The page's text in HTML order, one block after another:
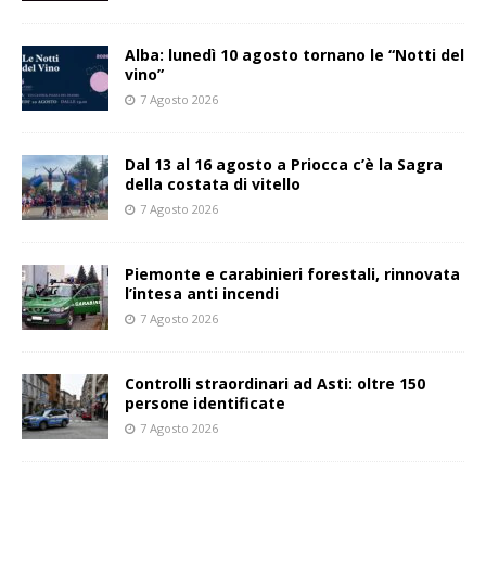
Alba: lunedì 10 agosto tornano le “Notti del
vino”
7 Agosto 2026
Dal 13 al 16 agosto a Priocca c’è la Sagra
della costata di vitello
7 Agosto 2026
Piemonte e carabinieri forestali, rinnovata
l’intesa anti incendi
7 Agosto 2026
Controlli straordinari ad Asti: oltre 150
persone identificate
7 Agosto 2026